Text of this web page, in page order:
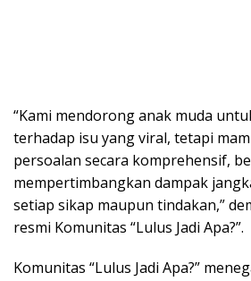
“Kami mendorong anak muda
terhadap isu yang viral, tetapi
persoalan secara komprehensif,
mempertimbangkan dampak
setiap sikap maupun tindakan,”
resmi Komunitas “Lulus Jadi Apa?”.
Komunitas “Lulus Jadi Apa?”